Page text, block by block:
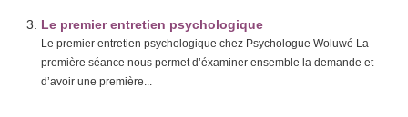
Le premier entretien psychologique
Le premier entretien psychologique chez Psychologue Woluwé La
première séance nous permet d’éxaminer ensemble la demande et
d’avoir une première...